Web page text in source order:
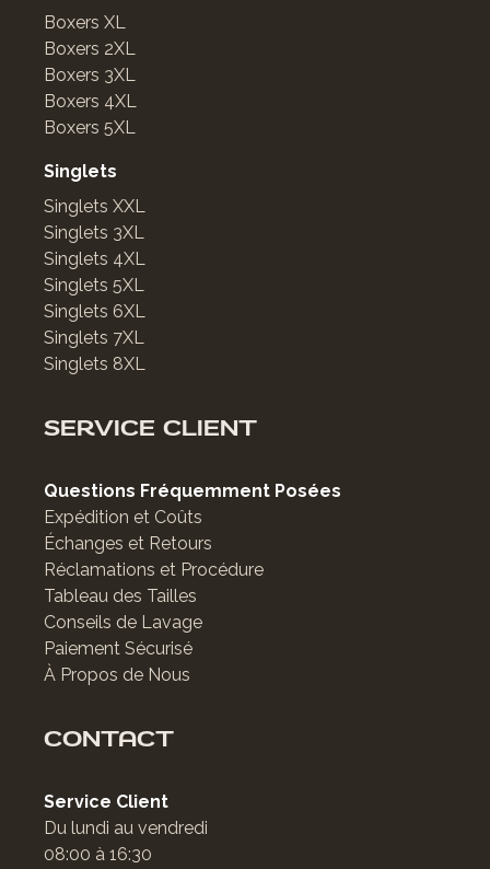
Boxers XL
Boxers 2XL
Boxers 3XL
Boxers 4XL
Boxers 5XL
Singlets
Singlets XXL
Singlets 3XL
Singlets 4XL
Singlets 5XL
Singlets 6XL
Singlets 7XL
Singlets 8XL
SERVICE CLIENT
Questions Fréquemment Posées
Expédition et Coûts
Échanges et Retours
Réclamations et Procédure
Tableau des Tailles
Conseils de Lavage
Paiement Sécurisé
À Propos de Nous
CONTACT
Service Client
Du lundi au vendredi
08:00 à 16:30